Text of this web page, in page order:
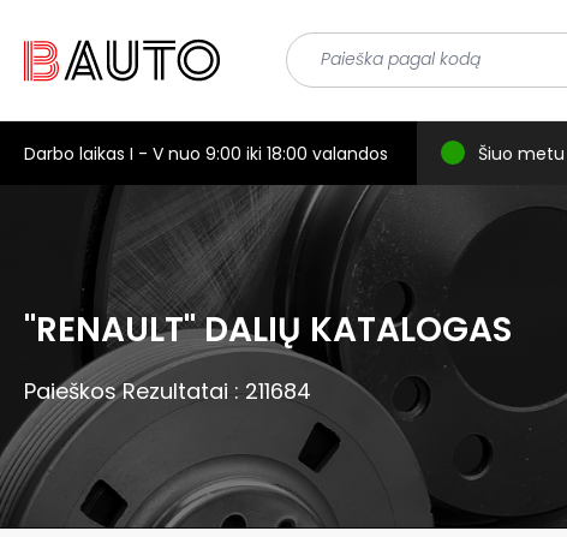
Darbo laikas I - V nuo 9:00 iki 18:00 valandos Šiuo
"RENAULT" DALIŲ KATALOGAS
Paieškos Rezultatai : 211684